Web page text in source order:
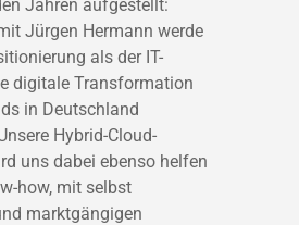
Jahren aufgestellt:
Jürgen Hermann werde
als der IT-
digitale Transformation
in Deutschland
Hybrid-Cloud-
uns dabei ebenso helfen
how, mit selbst
marktgängigen